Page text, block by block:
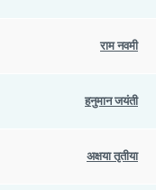
राम नवमी
हनुमान जयंती
अक्षया तृतीया